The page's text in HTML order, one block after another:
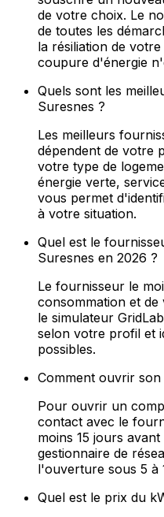
de votre choix. Le
de toutes les
la résiliation de
coupure d'énergie
Quels sont les
Suresnes ?
Les meilleurs
dépendent de votre
votre type de
énergie verte,
vous permet
à votre situation.
Quel est le
Suresnes en 2026 ?
Le fournisseur le
consommation et
le simulateur
selon votre profil et
possibles.
Comment ouvrir
Pour ouvrir un
contact avec le
moins 15 jours
gestionnaire de
l'ouverture sous 5 à
Quel est le prix du